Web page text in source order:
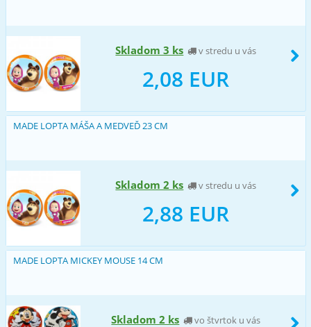
Skladom 3 ks v stredu u vás
2,08 EUR
MADE LOPTA MÁŠA A MEDVEĎ 23 CM
Skladom 2 ks v stredu u vás
2,88 EUR
MADE LOPTA MICKEY MOUSE 14 CM
Skladom 2 ks vo štvrtok u vás